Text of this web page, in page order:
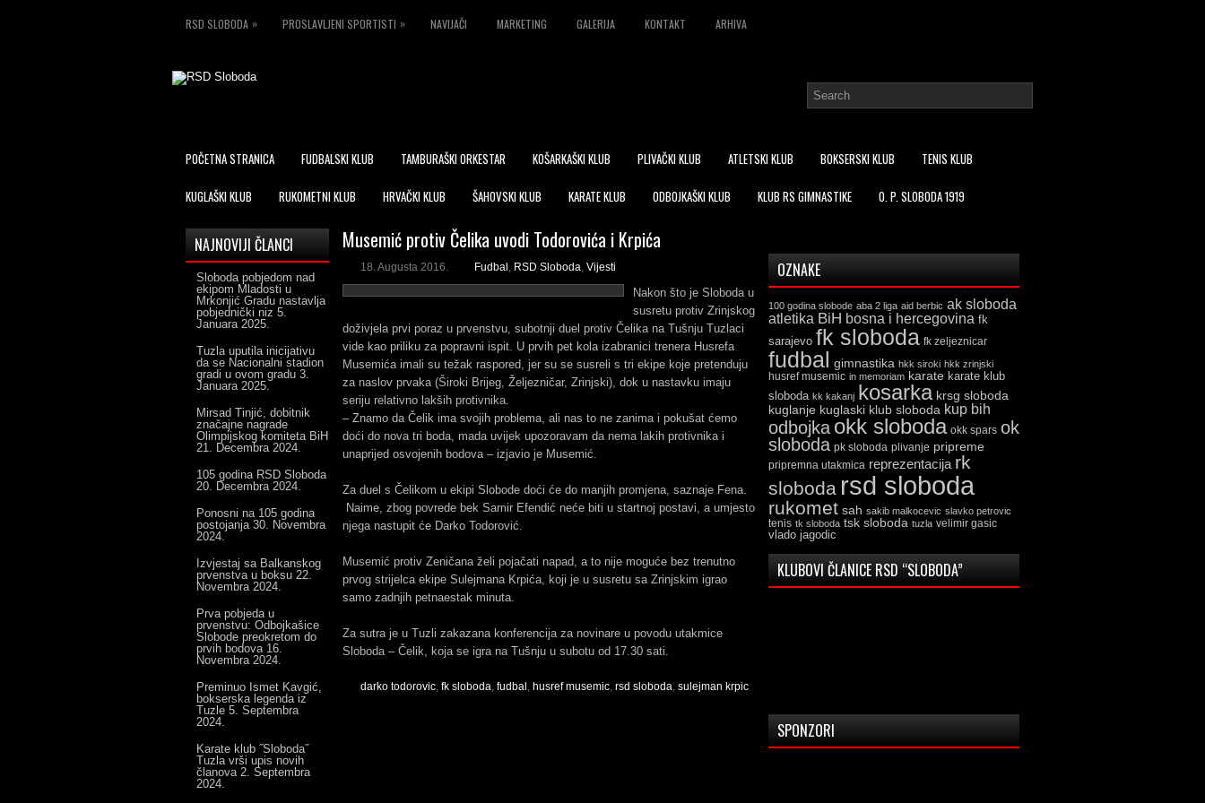
RSD SLOBODA » PROSLAVLJENI SPORTISTI » NAVIJAČI MARKETING GALERIJA KONTAKT ARHIVA
POČETNA STRANICA FUDBALSKI KLUB TAMBURAŠKI ORKESTAR KOŠARKAŠKI KLUB PLIVAČKI KLUB ATLETSKI KLUB BOKSERSKI KLUB TENIS KLUB
KUGLAŠKI KLUB RUKOMETNI KLUB HRVAČKI KLUB ŠAHOVSKI KLUB KARATE KLUB ODBOJKAŠKI KLUB KLUB RS GIMNASTIKE O. P. SLOBODA 1919
Musemić protiv Čelika uvodi Todorovića i Krpića
18. Augusta 2016. Fudbal , RSD Sloboda, Vijesti
Nakon što je Sloboda u
susretu protiv Zrinjskog
doživjela prvi poraz u prvenstvu, subotnji duel protiv Čelika na Tušnju Tuzlaci
vide kao priliku za popravni ispit. U prvih pet kola izabranici trenera Husrefa
Musemića imali su težak raspored, jer su se susreli s tri ekipe koje pretenduju
za naslov prvaka (Široki Brijeg, Željezničar, Zrinjski), dok u nastavku imaju
seriju relativno lakših protivnika.
– Znamo da Čelik ima svojih problema, ali nas to ne zanima i pokušat ćemo
doći do nova tri boda, mada uvijek upozoravam da nema lakih protivnika i
unaprijed osvojenih bodova – izjavio je Musemić.
Za duel s Čelikom u ekipi Slobode doći će do manjih promjena, saznaje Fena.
Naime, zbog povrede bek Samir Efendić neće biti u startnoj postavi, a umjesto
njega nastupit će Darko Todorović.
Musemić protiv Zeničana želi pojačati napad, a to nije moguće bez trenutno
prvog strijelca ekipe Sulejmana Krpića, koji je u susretu sa Zrinjskim igrao
samo zadnjih petnaestak minuta.
Za sutra je u Tuzli zakazana konferencija za novinare u povodu utakmice
Sloboda – Čelik, koja se igra na Tušnju u subotu od 17.30 sati.
darko todorovic, fk sloboda, fudbal , husref musemic, rsd sloboda, sulejman krpic
NAJNOVIJI ČLANCI
Sloboda pobjedom nad
ekipom Mladosti u
Mrkonjić Gradu nastavlja
pobjednički niz 5.
Januara 2025.
Tuzla uputila inicijativu
da se Nacionalni stadion
gradi u ovom gradu 3.
Januara 2025.
Mirsad Tinjić, dobitnik
značajne nagrade
Olimpijskog komiteta BiH
21. Decembra 2024.
105 godina RSD Sloboda
20. Decembra 2024.
Ponosni na 105 godina
postojanja 30. Novembra
2024.
Izvjestaj sa Balkanskog
prvenstva u boksu 22.
Novembra 2024.
Prva pobjeda u
prvenstvu: Odbojkašice
Slobode preokretom do
prvih bodova 16.
Novembra 2024.
Preminuo Ismet Kavgić,
bokserska legenda iz
Tuzle 5. Septembra
2024.
Karate klub ˝Sloboda˝
Tuzla vrši upis novih
članova 2. Septembra
2024.
OZNAKE
100 godina slobode aba 2 liga aid berbic ak sloboda
atletika BiH bosna i hercegovina fk
sarajevo fk sloboda fk zeljeznicar
fudbal gimnastika hkk siroki hkk zrinjski
husref musemic in memoriam karate karate klub
sloboda kk kakanj kosarka krsg sloboda
kuglanje kuglaski klub sloboda kup bih
odbojka okk sloboda okk spars ok
sloboda pk sloboda plivanje pripreme
pripremna utakmica reprezentacija rk
sloboda rsd sloboda
rukomet sah sakib malkocevic slavko petrovic
tenis tk sloboda tsk sloboda tuzla velimir gasic
vlado jagodic
KLUBOVI ČLANICE RSD “SLOBODA”
SPONZORI